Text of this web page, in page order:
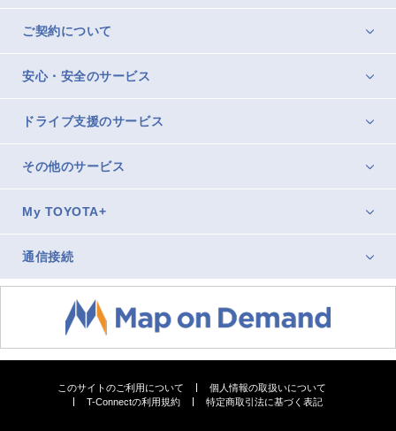
ご契約について
安心・安全のサービス
ドライブ支援のサービス
その他のサービス
My TOYOTA+
通信接続
このサイトのご利用について
個人情報の取扱いについて
T-Connectの利用規約
特定商取引法に基づく表記